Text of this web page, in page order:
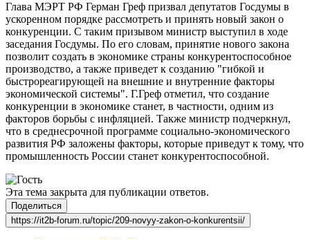
Глава МЭРТ РФ Герман Греф призвал депутатов Госдумы в
ускоренном порядке рассмотреть и принять новый закон о
конкуренции. С таким призывом министр выступил в ходе
заседания Госдумы. По его словам, принятие нового закона
позволит создать в экономике страны конкурентоспособное
производство, а также приведет к созданию "гибкой и
быстрореагирующей на внешние и внутренние факторы
экономической системы". Г.Греф отметил, что создание
конкуренции в экономике станет, в частности, одним из
факторов борьбы с инфляцией. Также министр подчеркнул,
что в среднесрочной программе социально-экономического
развития РФ заложены факторы, которые приведут к тому, что
промышленность России станет конкурентоспособной.
Эта тема закрыта для публикации ответов.
Поделиться
https://it2b-forum.ru/topic/209-novyy-zakon-o-konkurentsii/